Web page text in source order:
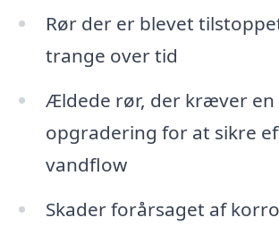
Rør der er blevet
trange over tid
Ældede rør, der kræver en
opgradering for at sikre
vandflow
Skader forårsaget af